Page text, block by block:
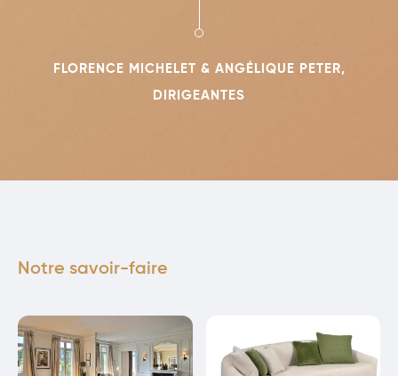
FLORENCE MICHELET & ANGÉLIQUE PETER,
DIRIGEANTES
Notre savoir-faire